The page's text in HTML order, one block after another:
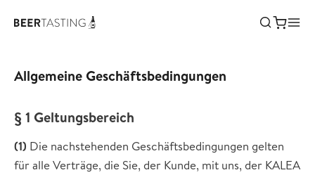
Allgemeine Geschäftsbedingungen
§ 1 Geltungsbereich
(1) Die nachstehenden Geschäftsbedingungen gelten
für alle Verträge, die Sie, der Kunde, mit uns, der KALEA